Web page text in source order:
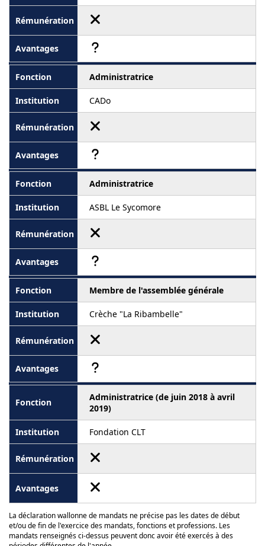
Administratrice
CADo
Administratrice
ASBL Le Sycomore
Membre de l'assemblée générale
Crèche "La Ribambelle"
Administratrice (de juin 2018 à avril
2019)
Fondation CLT
La déclaration wallonne de mandats ne précise pas les dates de début
et/ou de fin de l'exercice des mandats, fonctions et professions. Les
mandats renseignés ci-dessus peuvent donc avoir été exercés à des